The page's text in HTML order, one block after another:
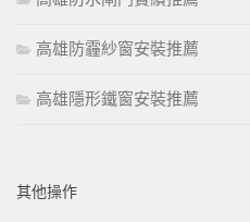
高雄防霾紗窗安裝推薦
高雄隱形鐵窗安裝推薦
其他操作